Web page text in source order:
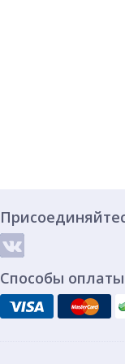
Способы оплаты